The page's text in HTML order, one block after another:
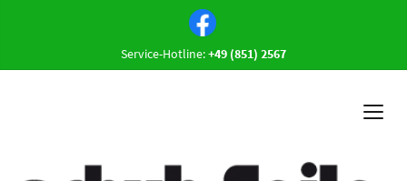
Service-Hotline:+49 (851) 2567